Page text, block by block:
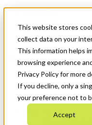
This website stores
collect data on your
This information helps
browsing experience
Privacy Policy for more
If you decline, only a
your preference not to
Accept
News & Events
Get Started
Menu
Who We Are
Strategic Plan